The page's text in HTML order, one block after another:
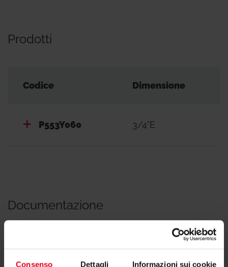
Consenso Dettagli Informazioni sui cookie
Prodotti
Codice Dimensione
P553Y060 3/4"E
Documentazione
Istruzioni